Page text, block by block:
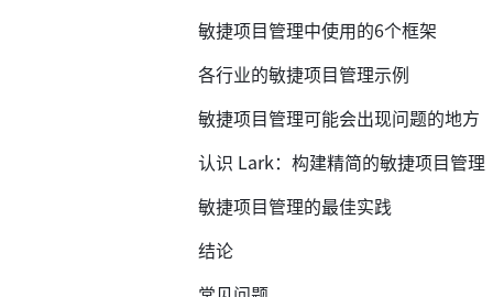
敏捷项目管理中使用的6个框架
各行业的敏捷项目管理示例
敏捷项目管理可能会出现问题的地方
认识 Lark：构建精简的敏捷项目管理
敏捷项目管理的最佳实践
结论